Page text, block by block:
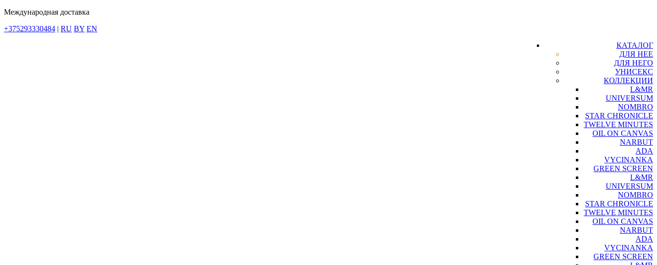
Международная доставка
+375293330484 | RU BY EN
КАТАЛОГ
ДЛЯ НЕЕ
ДЛЯ НЕГО
УНИСЕКС
КОЛЛЕКЦИИ
L&MR
UNIVERSUM
NOMBRO
STAR CHRONICLE
TWELVE MINUTES
OIL ON CANVAS
NARBUT
ADA
VYCINANKA
GREEN SCREEN
L&MR
UNIVERSUM
NOMBRO
STAR CHRONICLE
TWELVE MINUTES
OIL ON CANVAS
NARBUT
ADA
VYCINANKA
GREEN SCREEN